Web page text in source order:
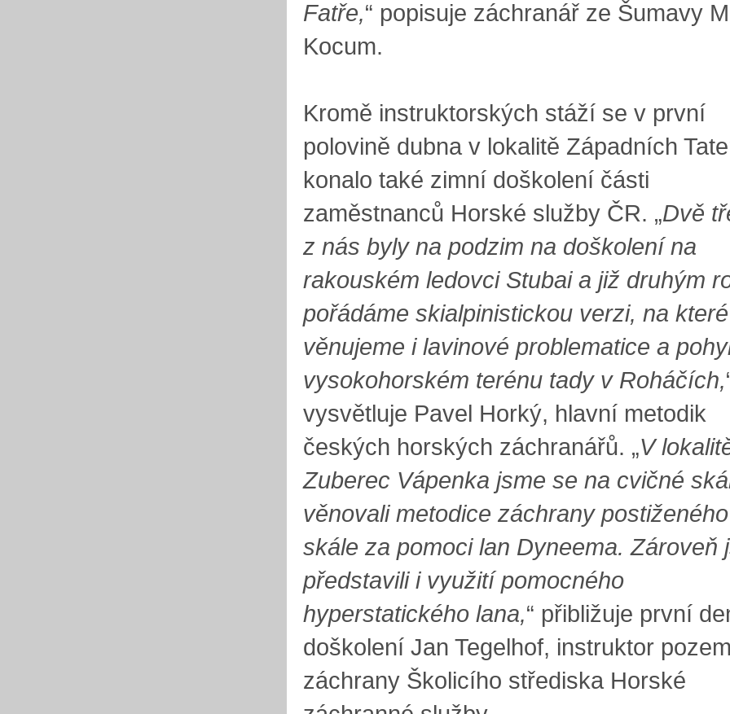
Fatře,“ popisuje záchranář ze Šumavy
Kocum.
Kromě instruktorských stáží se v první
polovině dubna v lokalitě Západních
konalo také zimní doškolení části
zaměstnanců Horské služby ČR. „Dvě
z nás byly na podzim na doškolení na
rakouském ledovci Stubai a již druhým
pořádáme skialpinistickou verzi, na
věnujeme i lavinové problematice a
vysokohorském terénu tady v Roháčích,
vysvětluje Pavel Horký, hlavní metodik
českých horských záchranářů. „V
Zuberec Vápenka jsme se na cvičné
věnovali metodice záchrany
skále za pomoci lan Dyneema. Zároveň
představili i využití pomocného
hyperstatického lana,“ přibližuje první
doškolení Jan Tegelhof, instruktor
záchrany Školicího střediska Horské